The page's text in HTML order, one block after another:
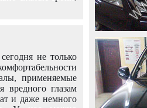
не только
применяемые
вредного глазам
и даже немного